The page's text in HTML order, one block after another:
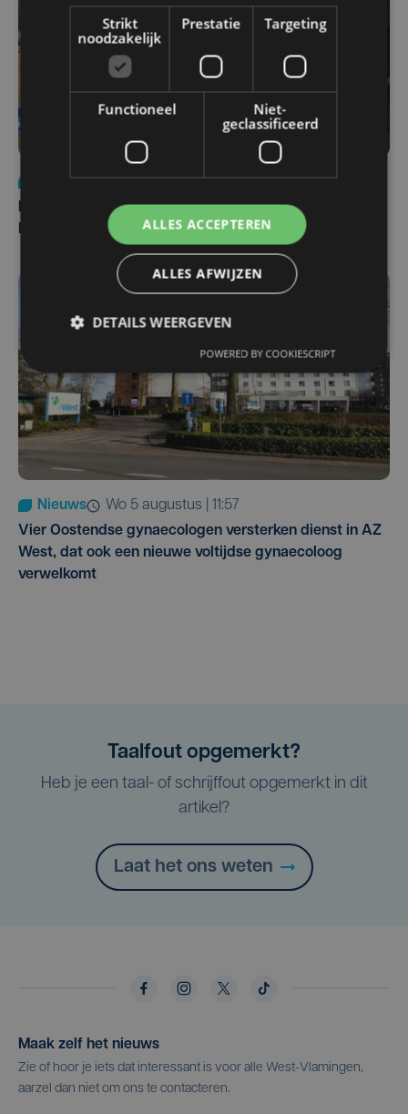
Nieuws
di 4 augustus | 09:32
Man en vrouw dood aangetroffen in woning in Sint-
Pieters Brugge
Nieuws
wo 5 augustus | 11:57
Vier Oostendse gynaecologen versterken dienst in AZ
West, dat ook een nieuwe voltijdse gynaecoloog
verwelkomt
Taalfout opgemerkt?
Heb je een taal- of schrijffout opgemerkt in dit
artikel?
Laat het ons weten
Maak zelf het nieuws
Zie of hoor je iets dat interessant is voor alle West-Vlamingen,
aarzel dan niet om ons te contacteren.
Strikt
noodzakelijk
Prestatie Targeting
Functioneel
Niet-
geclassificeerd
ALLES ACCEPTEREN
ALLES AFWIJZEN
DETAILS WEERGEVEN
POWERED BY COOKIESCRIPT